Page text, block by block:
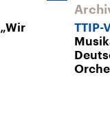
„Wir
TTIP-